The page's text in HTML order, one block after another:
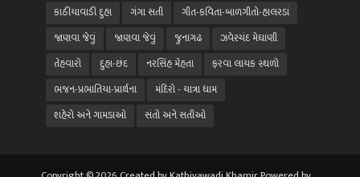
કાઠીયાવાડી દુહા
ગંગા સતી
ગીત-કવિતા-બાળગીતો-હાલરડાં
જાણવા જેવું
જાણવા જેવું જુનાગઢ
ઝવેરચંદ મેઘાણી
તેહવારો
દુહા-છંદ નરસિંહ મેહતા
ફરવા લાયક સ્થળો
ભજન-પ્રભાતિયા-પ્રાર્થના
મંદિરો - યાત્રા ધામ
શહેરો અને ગામડાઓ
સંતો અને સતીઓ